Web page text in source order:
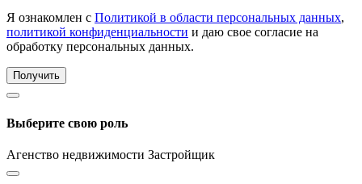
Я ознакомлен с Политикой в области персональных данных,
политикой конфиденциальности и даю свое согласие на
обработку персональных данных.
Получить
Выберите свою роль
Агенство недвижимости Застройщик